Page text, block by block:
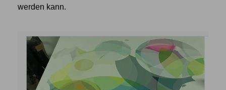
werden kann.